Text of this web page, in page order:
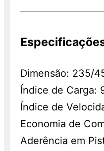
Dimensão: 235/
Índice de Carga:
Índice de
Economia de
Aderência em